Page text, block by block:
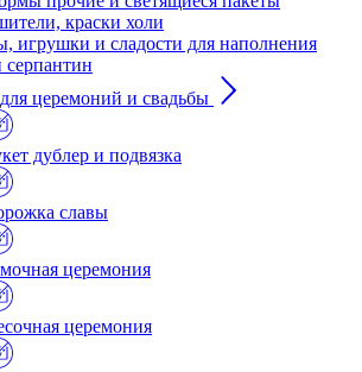
краски холи
игрушки и сладости для наполнения
церемоний и свадьбы
дублер и подвязка
славы
церемония
церемония